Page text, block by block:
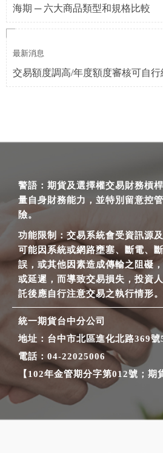
海期 ─ 六大商品類型和規格比較
最新消息
交易額度調高/年度額度審核可自行
警語：期貨及選擇權交易財務槓
量自身財務能力，並特別留意控
險。
功能限制：交易系統會受資訊源
可能因系統或網路壅塞、斷電、
誤，或其他因素造成傳輸之阻礙
或延遲，而導致交易損失，投資
託後應自行注意交易之執行情形。
統一期貨台中分公司
地址：台中市北區進化北路369號
電話：04-22025006
【102年金管期分字第012號；期